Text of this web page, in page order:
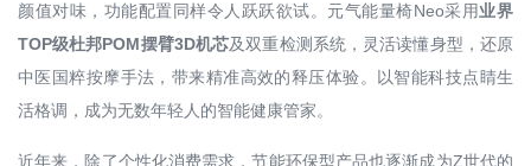
颜值对味，功能配置同样令人跃跃欲试。元气能量椅Neo采用业界
TOP级杜邦POM摆臂3D机芯及双重检测系统，灵活读懂身型，还原
中医国粹按摩手法，带来精准高效的释压体验。以智能科技点睛生
活格调，成为无数年轻人的智能健康管家。
近年来，除了个性化消费需求，节能环保型产品也逐渐成为Z世代的